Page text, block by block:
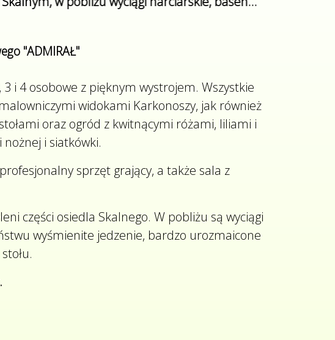
"ADMIRAŁ"
i 4 osobowe z pięknym wystrojem. Wszystkie
widokami Karkonoszy, jak również
oraz ogród z kwitnącymi różami, liliami i
i siatkówki.
sprzęt grający, a także sala z
części osiedla Skalnego. W pobliżu są wyciągi
wyśmienite jedzenie, bardzo urozmaicone